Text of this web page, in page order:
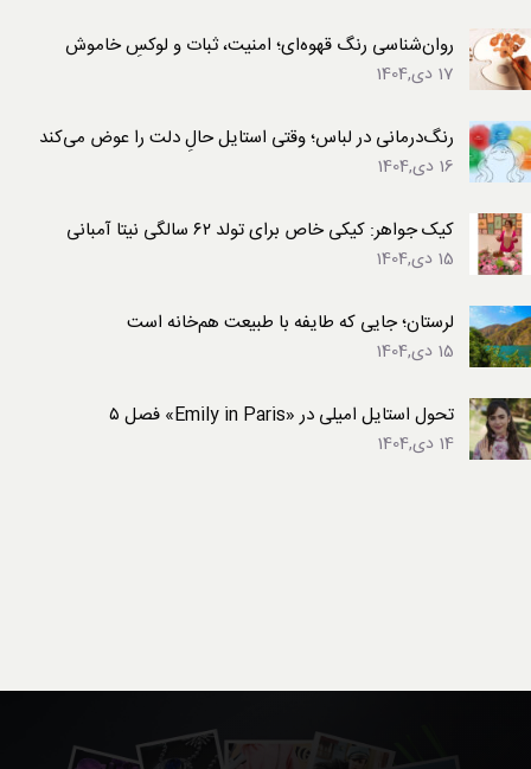
روان‌شناسی رنگ قهوه‌ای؛ امنیت، ثبات و لوکسِ خاموش
17 دی,1404
رنگ‌درمانی در لباس؛ وقتی استایل حالِ دلت را عوض می‌کند
16 دی,1404
کیک جواهر: کیکی خاص برای تولد ۶۲ سالگی نیتا آمبانی
15 دی,1404
لرستان؛ جایی که طایفه با طبیعت هم‌خانه است
15 دی,1404
تحول استایل امیلی در «Emily in Paris» فصل ۵
14 دی,1404